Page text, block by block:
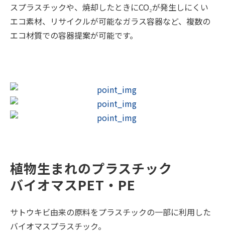
スプラスチックや、焼却したときにCO₂が発生しにくい
エコ素材、リサイクルが可能なガラス容器など、複数の
エコ材質での容器提案が可能です。
植物生まれのプラスチック
バイオマスPET・PE
サトウキビ由来の原料をプラスチックの一部に利用した
バイオマスプラスチック。